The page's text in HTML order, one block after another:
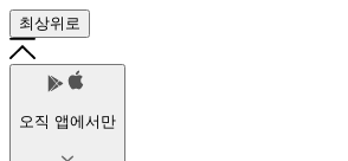
최상위로
오직 앱에서만